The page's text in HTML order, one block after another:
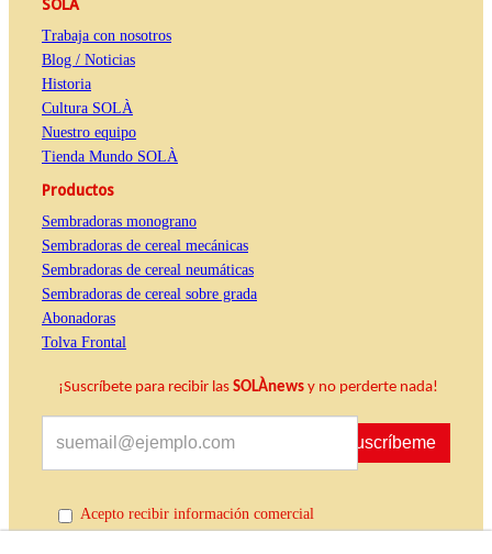
Trabaja con nosotros
Blog / Noticias
Historia
Cultura SOLÀ
Nuestro equipo
Tienda Mundo SOLÀ
Productos
Sembradoras monograno
Sembradoras de cereal mecánicas
Sembradoras de cereal neumáticas
Sembradoras de cereal sobre grada
Abonadoras
Tolva Frontal
¡Suscríbete para recibir las SOLÀnews y no perderte nada!
Suscríbeme
Acepto recibir información comercial